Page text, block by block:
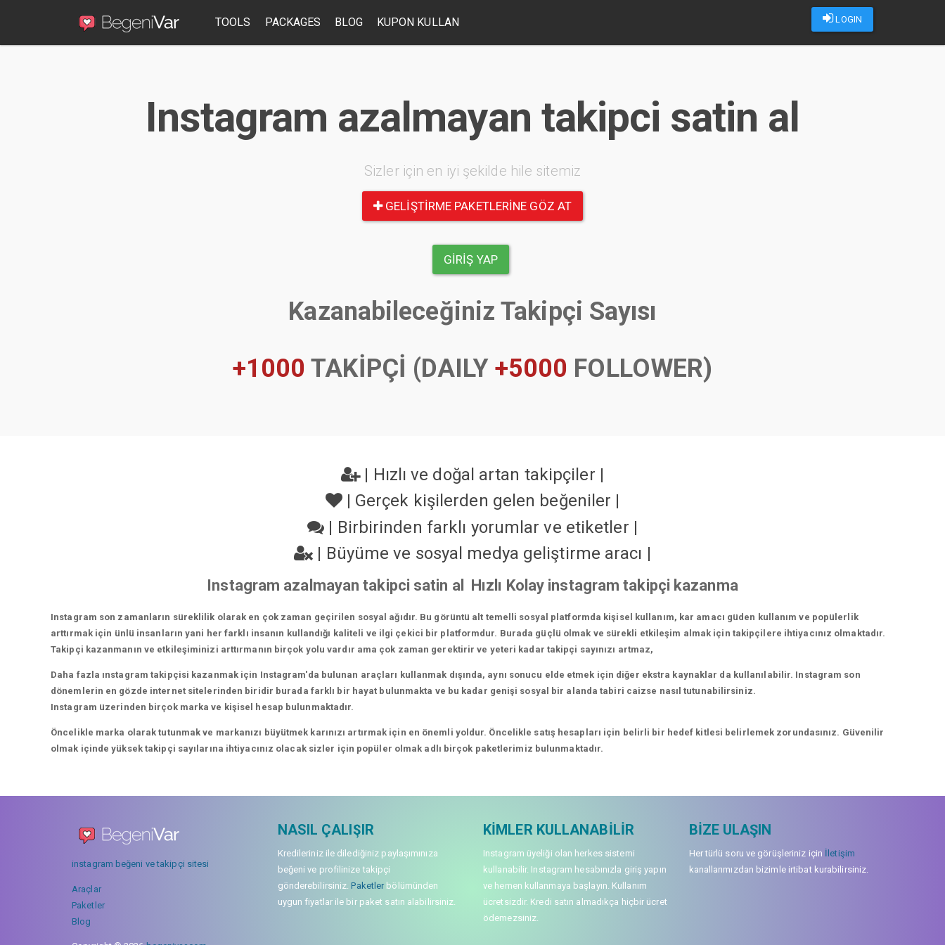
LOGIN
TOOLS PACKAGES BLOG KUPON KULLAN
Instagram azalmayan takipci satin al
Sizler için en iyi şekilde hile sitemiz
GELIŞTIRME PAKETLERINE GÖZ AT
GIRIŞ YAP
Kazanabileceğiniz Takipçi Sayısı
+1000 TAKİPÇİ (DAILY +5000 FOLLOWER)
| Hızlı ve doğal artan takipçiler |
| Gerçek kişilerden gelen beğeniler |
| Birbirinden farklı yorumlar ve etiketler |
| Büyüme ve sosyal medya geliştirme aracı |
Instagram azalmayan takipci satin al Hızlı Kolay instagram takipçi kazanma
Instagram son zamanların süreklilik olarak en çok zaman geçirilen sosyal ağıdır. Bu görüntü alt temelli sosyal platformda kişisel kullanım, kar amacı güden kullanım ve popülerlik
arttırmak için ünlü insanların yani her farklı insanın kullandığı kaliteli ve ilgi çekici bir platformdur. Burada güçlü olmak ve sürekli etkileşim almak için takipçilere ihtiyacınız olmaktadır.
Takipçi kazanmanın ve etkileşiminizi arttırmanın birçok yolu vardır ama çok zaman gerektirir ve yeteri kadar takipçi sayınızı artmaz,
Daha fazla ınstagram takipçisi kazanmak için Instagram'da bulunan araçları kullanmak dışında, aynı sonucu elde etmek için diğer ekstra kaynaklar da kullanılabilir. Instagram son
dönemlerin en gözde internet sitelerinden biridir burada farklı bir hayat bulunmakta ve bu kadar genişi sosyal bir alanda tabiri caizse nasıl tutunabilirsiniz.
Instagram üzerinden birçok marka ve kişisel hesap bulunmaktadır.
Öncelikle marka olarak tutunmak ve markanızı büyütmek karınızı artırmak için en önemli yoldur. Öncelikle satış hesapları için belirli bir hedef kitlesi belirlemek zorundasınız. Güvenilir
olmak içinde yüksek takipçi sayılarına ihtiyacınız olacak sizler için popüler olmak adlı birçok paketlerimiz bulunmaktadır.
instagram beğeni ve takipçi sitesi
Araçlar
Paketler
Blog
NASIL ÇALIŞIR
Kredileriniz ile dilediğiniz paylaşımınıza
beğeni ve profilinize takipçi
gönderebilirsiniz.Paketler bölümünden
uygun fiyatlar ile bir paket satın alabilirsiniz.
KIMLER KULLANABILIR
Instagram üyeliği olan herkes sistemi
kullanabilir. Instagram hesabınızla giriş yapın
ve hemen kullanmaya başlayın. Kullanım
ücretsizdir. Kredi satın almadıkça hiçbir ücret
ödemezsiniz.
BIZE ULAŞIN
Her türlü soru ve görüşleriniz için İletişim
kanallarımızdan bizimle irtibat kurabilirsiniz.